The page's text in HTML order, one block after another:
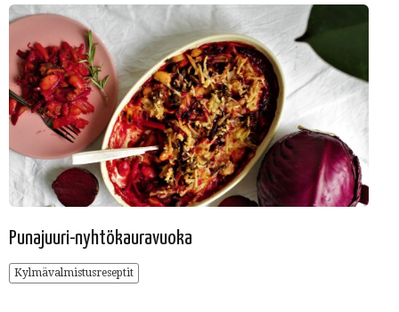
Punajuuri-nyhtökauravuoka
Kylmävalmistusreseptit